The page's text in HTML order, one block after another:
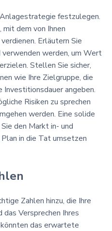
festzulegen.
mit dem von Ihnen
Erläutern Sie
verwenden werden, um Wert
Stellen Sie sicher,
wie Ihre Zielgruppe, die
angeben.
Risiken zu sprechen
werden. Eine solide
den Markt in- und
in die Tat umsetzen
Zahlen hinzu, die Ihre
Versprechen Ihres
das erwartete